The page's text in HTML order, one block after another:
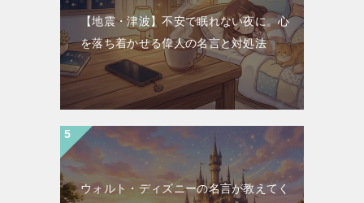
【地震・津波】不安で眠れない夜に。心
を落ち着かせる偉人の名言と対処法
ウォルト・ディズニーの名言が教えてく